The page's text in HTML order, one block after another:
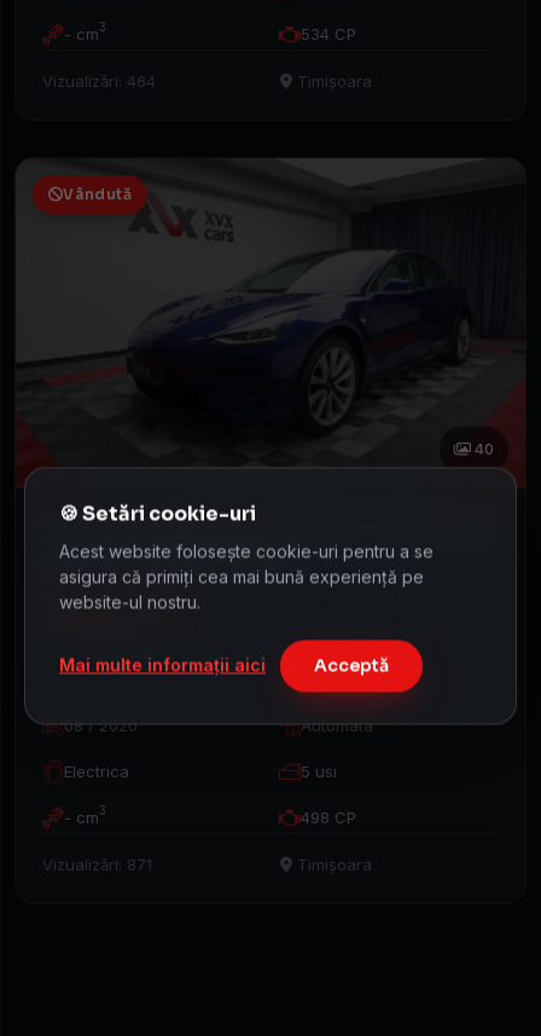
- cm3 534 CP
Vizualizări: 464 Timișoara
Vândută
40
Tesla 3 LongRange DualMotor Piele Alba
Garantie pana in 2028
29.800 €
08 / 2020 Automata
Electrica 5 usi
- cm3 498 CP
Vizualizări: 871 Timișoara
Acest website folosește cookie-uri pentru a se
asigura că primiți cea mai bună experiență pe
website-ul nostru.
Mai multe informații aici Acceptă